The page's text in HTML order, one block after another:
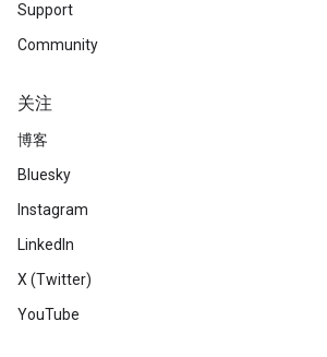
Support
Community
关注
博客
Bluesky
Instagram
LinkedIn
X (Twitter)
YouTube